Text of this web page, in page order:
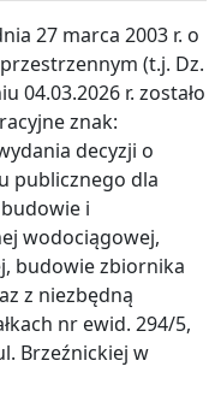
27 marca 2003 r. o
(t.j. Dz.
04.03.2026 r. zostało
znak:
decyzji o
publicznego dla
i
wodociągowej,
budowie zbiornika
z niezbędną
nr ewid. 294/5,
Brzeźnickiej w